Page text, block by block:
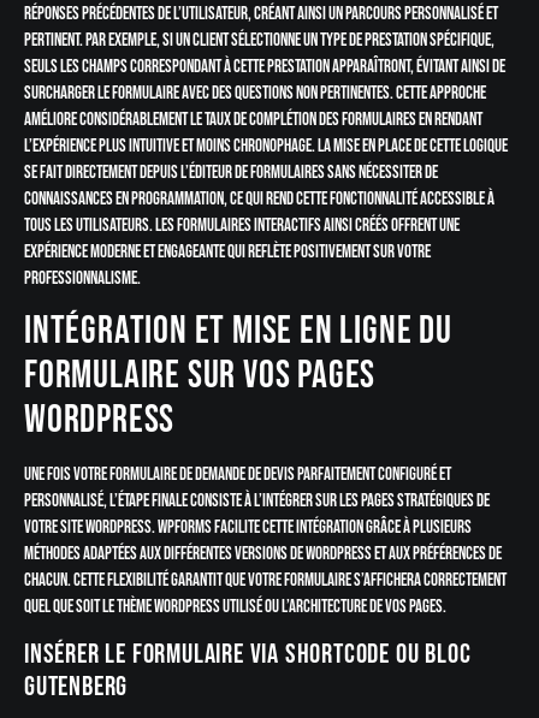
réponses précédentes de l’utilisateur, créant ainsi un parcours personnalisé et
pertinent. Par exemple, si un client sélectionne un type de prestation spécifique,
seuls les champs correspondant à cette prestation apparaîtront, évitant ainsi de
surcharger le formulaire avec des questions non pertinentes. Cette approche
améliore considérablement le taux de complétion des formulaires en rendant
l’expérience plus intuitive et moins chronophage. La mise en place de cette logique
se fait directement depuis l’éditeur de formulaires sans nécessiter de
connaissances en programmation, ce qui rend cette fonctionnalité accessible à
tous les utilisateurs. Les formulaires interactifs ainsi créés offrent une
expérience moderne et engageante qui reflète positivement sur votre
professionnalisme.
Intégration et mise en ligne du
formulaire sur vos pages
WordPress
Une fois votre formulaire de demande de devis parfaitement configuré et
personnalisé, l’étape finale consiste à l’intégrer sur les pages stratégiques de
votre site WordPress. WPForms facilite cette intégration grâce à plusieurs
méthodes adaptées aux différentes versions de WordPress et aux préférences de
chacun. Cette flexibilité garantit que votre formulaire s’affichera correctement
quel que soit le thème WordPress utilisé ou l’architecture de vos pages.
Insérer le formulaire via shortcode ou bloc
Gutenberg